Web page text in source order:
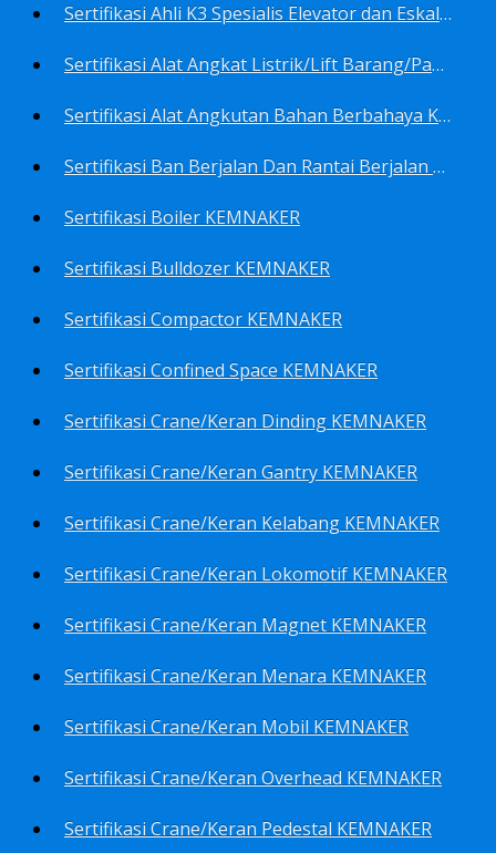
Sertifikasi Ahli K3 Spesialis Elevator dan Eskalator KEMNAKER
Sertifikasi Alat Angkat Listrik/Lift Barang/Passenger Hoist KEMNAKER
Sertifikasi Alat Angkutan Bahan Berbahaya KEMNAKER
Sertifikasi Ban Berjalan Dan Rantai Berjalan KEMNAKER
Sertifikasi Boiler KEMNAKER
Sertifikasi Bulldozer KEMNAKER
Sertifikasi Compactor KEMNAKER
Sertifikasi Confined Space KEMNAKER
Sertifikasi Crane/Keran Dinding KEMNAKER
Sertifikasi Crane/Keran Gantry KEMNAKER
Sertifikasi Crane/Keran Kelabang KEMNAKER
Sertifikasi Crane/Keran Lokomotif KEMNAKER
Sertifikasi Crane/Keran Magnet KEMNAKER
Sertifikasi Crane/Keran Menara KEMNAKER
Sertifikasi Crane/Keran Mobil KEMNAKER
Sertifikasi Crane/Keran Overhead KEMNAKER
Sertifikasi Crane/Keran Pedestal KEMNAKER